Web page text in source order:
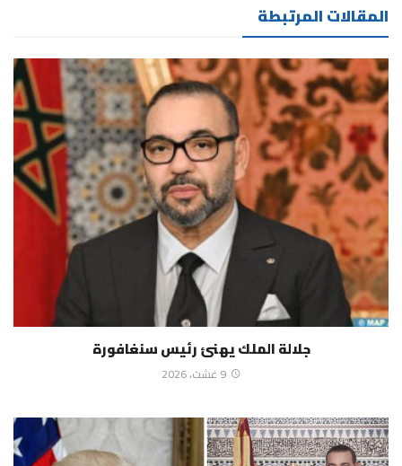
المقالات المرتبطة
جلالة الملك يهنئ رئيس سنغافورة
9 غشت، 2026